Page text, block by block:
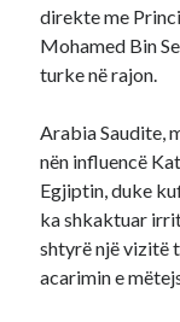
direkte me
Mohamed Bin
turke në rajon.
Arabia Saudite,
nën influencë
Egjiptin, duke
ka shkaktuar
shtyrë një vizitë
acarimin e